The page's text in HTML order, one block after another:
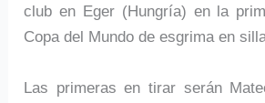
club en Eger (Hungría) en la
Copa del Mundo de esgrima en
Las primeras en tirar serán